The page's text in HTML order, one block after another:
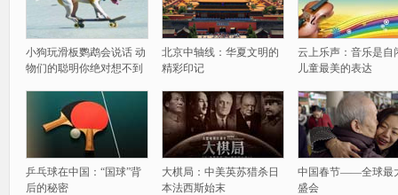
小狗玩滑板鹦鹉会说话 动
物们的聪明你绝对想不到
北京中轴线：华夏文明的
精彩印记
云上乐声：音乐是自
儿童最美的表达
乒乓球在中国：“国球”背
后的秘密
大棋局：中美英苏猎杀日
本法西斯始末
中国春节——全球最
盛会